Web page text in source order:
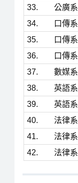
33.
公廣系
34.
口傳系
35.
口傳系
36.
口傳系
37.
數媒系
38.
英語系
39.
英語系
40.
法律系
41.
法律系
42.
法律系